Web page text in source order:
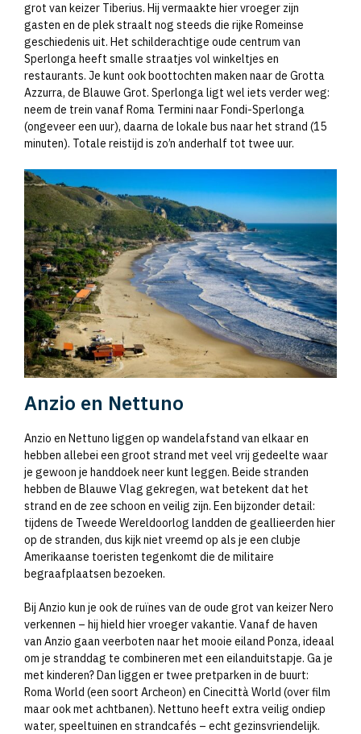
grot van keizer Tiberius. Hij vermaakte hier vroeger zijn
gasten en de plek straalt nog steeds die rijke Romeinse
geschiedenis uit. Het schilderachtige oude centrum van
Sperlonga heeft smalle straatjes vol winkeltjes en
restaurants. Je kunt ook boottochten maken naar de Grotta
Azzurra, de Blauwe Grot. Sperlonga ligt wel iets verder weg:
neem de trein vanaf Roma Termini naar Fondi-Sperlonga
(ongeveer een uur), daarna de lokale bus naar het strand (15
minuten). Totale reistijd is zo’n anderhalf tot twee uur.
Anzio en Nettuno
Anzio en Nettuno liggen op wandelafstand van elkaar en
hebben allebei een groot strand met veel vrij gedeelte waar
je gewoon je handdoek neer kunt leggen. Beide stranden
hebben de Blauwe Vlag gekregen, wat betekent dat het
strand en de zee schoon en veilig zijn. Een bijzonder detail:
tijdens de Tweede Wereldoorlog landden de geallieerden hier
op de stranden, dus kijk niet vreemd op als je een clubje
Amerikaanse toeristen tegenkomt die de militaire
begraafplaatsen bezoeken.
Bij Anzio kun je ook de ruïnes van de oude grot van keizer Nero
verkennen – hij hield hier vroeger vakantie. Vanaf de haven
van Anzio gaan veerboten naar het mooie eiland Ponza, ideaal
om je stranddag te combineren met een eilanduitstapje. Ga je
met kinderen? Dan liggen er twee pretparken in de buurt:
Roma World (een soort Archeon) en Cinecittà World (over film
maar ook met achtbanen). Nettuno heeft extra veilig ondiep
water, speeltuinen en strandcafés – echt gezinsvriendelijk.